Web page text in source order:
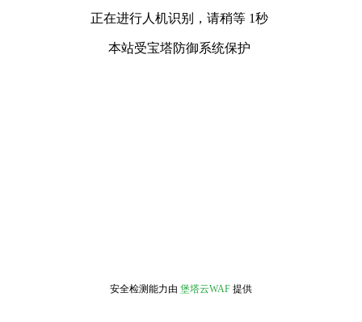
正在进行人机识别，请稍等 1秒
本站受宝塔防御系统保护
安全检测能力由 堡塔云WAF 提供